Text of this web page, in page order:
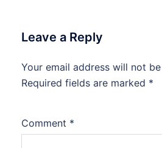
Leave a Reply
Your email address will not
Required fields are marked *
Comment *